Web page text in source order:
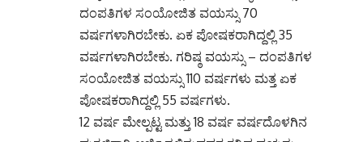
ದಂಪತಿಗಳ ಸಂಯೋಜಿತ ವಯಸ್ಸು 70
ವರ್ಷಗಳಾಗಿರಬೇಕು. ಏಕ ಪೋಷಕರಾಗಿದ್ದಲ್ಲಿ 35
ವರ್ಷಗಳಾಗಿರಬೇಕು. ಗರಿಷ್ಠ ವಯಸ್ಸು – ದಂಪತಿಗಳ
ಸಂಯೋಜಿತ ವಯಸ್ಸು 110 ವರ್ಷಗಳು ಮತ್ತ ಏಕ
ಪೋಷಕರಾಗಿದ್ದಲ್ಲಿ 55 ವರ್ಷಗಳು.
12 ವರ್ಷ ಮೇಲ್ಪಟ್ಟ ಮತ್ತು 18 ವರ್ಷ ವರ್ಷದೊಳಗಿನ